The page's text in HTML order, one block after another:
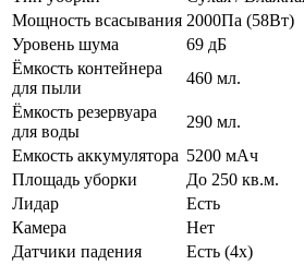
Мощность всасывания 2000Па (58Вт)
Уровень шума
69 дБ
Ёмкость контейнера
для пыли
460 мл.
Ёмкость резервуара
для воды
290 мл.
Емкость аккумулятора 5200 мАч
Площадь уборки
До 250 кв.м.
Лидар
Есть
Камера
Нет
Датчики падения
Есть (4x)